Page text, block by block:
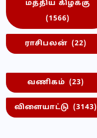
மத்திய கிழக்கு
(1566)
ராசிபலன் (22)
வணிகம் (23)
விளையாட்டு (3143)